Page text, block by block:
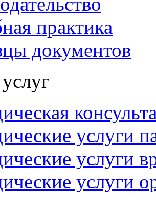
практика
документов
услуги
услуги
услуги